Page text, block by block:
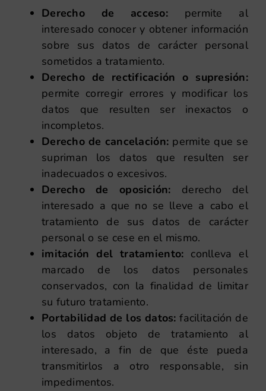
Derecho de acceso:permite al
interesado conocer y obtener información
sobre sus datos de carácter personal
sometidos a tratamiento.
Derecho de rectificación o supresión:
permite corregir errores y modificar los
datos que resulten ser inexactos o
incompletos.
Derecho de cancelación: permite que se
supriman los datos que resulten ser
inadecuados o excesivos.
Derecho de oposición: derecho del
interesado a que no se lleve a cabo el
tratamiento de sus datos de carácter
personal o se cese en el mismo.
imitación del tratamiento: conlleva el
marcado de los datos personales
conservados, con la finalidad de limitar
su futuro tratamiento.
Portabilidad de los datos: facilitación de
los datos objeto de tratamiento al
interesado, a fin de que éste pueda
transmitirlos a otro responsable, sin
impedimentos.